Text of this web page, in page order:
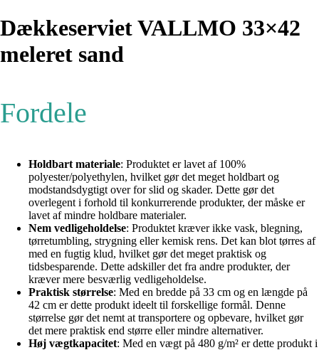
Dækkeserviet VALLMO 33×42
meleret sand
Fordele
Holdbart materiale: Produktet er lavet af 100%
polyester/polyethylen, hvilket gør det meget holdbart og
modstandsdygtigt over for slid og skader. Dette gør det
overlegent i forhold til konkurrerende produkter, der måske er
lavet af mindre holdbare materialer.
Nem vedligeholdelse: Produktet kræver ikke vask, blegning,
tørretumbling, strygning eller kemisk rens. Det kan blot tørres af
med en fugtig klud, hvilket gør det meget praktisk og
tidsbesparende. Dette adskiller det fra andre produkter, der
kræver mere besværlig vedligeholdelse.
Praktisk størrelse: Med en bredde på 33 cm og en længde på
42 cm er dette produkt ideelt til forskellige formål. Denne
størrelse gør det nemt at transportere og opbevare, hvilket gør
det mere praktisk end større eller mindre alternativer.
Høj vægtkapacitet: Med en vægt på 480 g/m² er dette produkt i